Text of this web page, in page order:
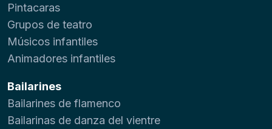
Pintacaras
Grupos de teatro
Músicos infantiles
Animadores infantiles
Bailarines
Bailarines de flamenco
Bailarinas de danza del vientre